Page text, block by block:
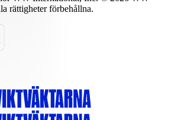
rättigheter förbehållna.